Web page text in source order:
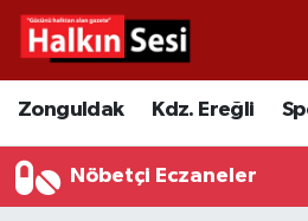
Zonguldak Kdz. Ereğli
Nöbetçi Eczaneler
Video
Yazarlar
Çaycuma
KDZ. Ereğli
Merkez Hava Durumu
Merkez Trafik Yoğunluk